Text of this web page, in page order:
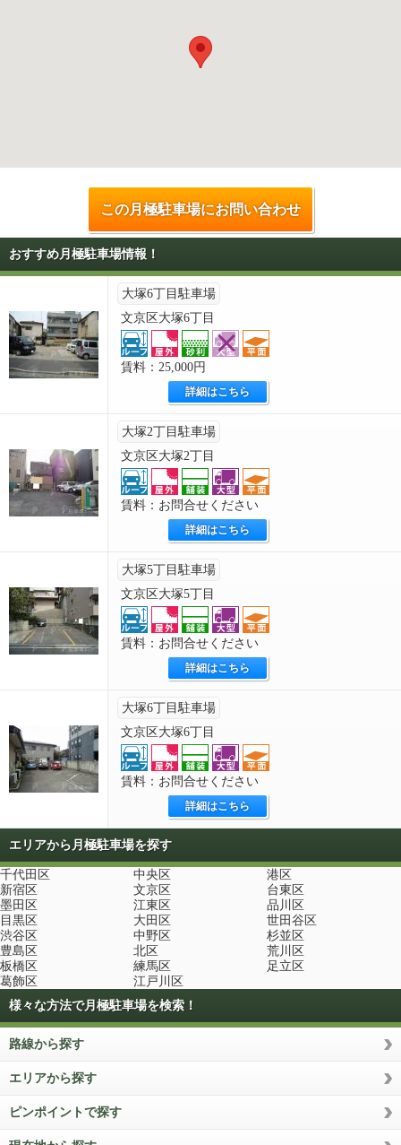
この月極駐車場にお問い合わせ
おすすめ月極駐車場情報！
大塚6丁目駐車場
文京区大塚6丁目
賃料：25,000円
詳細はこちら
大塚2丁目駐車場
文京区大塚2丁目
賃料：お問合せください
詳細はこちら
大塚5丁目駐車場
文京区大塚5丁目
賃料：お問合せください
詳細はこちら
大塚6丁目駐車場
文京区大塚6丁目
賃料：お問合せください
詳細はこちら
エリアから月極駐車場を探す
千代田区 中央区
港区
新宿区
文京区
台東区
墨田区
江東区
品川区
目黒区
大田区
世田谷区
渋谷区
中野区
杉並区
豊島区
北区
荒川区
板橋区
練馬区
足立区
葛飾区
江戸川区
様々な方法で月極駐車場を検索！
路線から探す
エリアから探す
ピンポイントで探す